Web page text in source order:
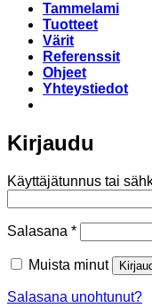
Tammelami
Tuotteet
Värit
Referenssit
Ohjeet
Yhteystiedot
Kirjaudu
Käyttäjätunnus tai
Salasana *Vaaditaan
Muista minut
Salasana unohtunut?